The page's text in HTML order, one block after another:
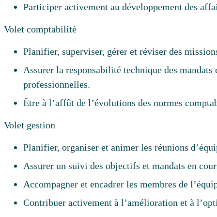
Participer activement au développement des
Volet comptabilité
Planifier, superviser, gérer et réviser des
Assurer la responsabilité technique des
professionnelles.
Être à l’affût de l’évolutions des normes
Volet gestion
Planifier, organiser et animer les réunions
Assurer un suivi des objectifs et mandats en
Accompagner et encadrer les membres de
Contribuer activement à l’amélioration et à